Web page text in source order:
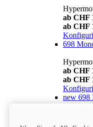
ab CHF
ab CHF
698
ab CHF
ab CHF
new 698
ab CHF